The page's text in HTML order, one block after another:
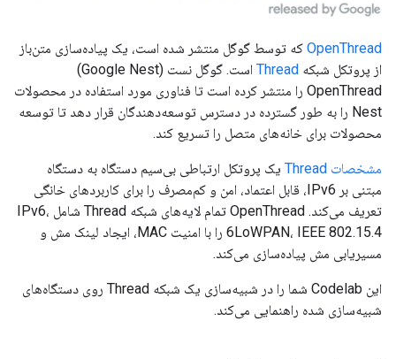
OpenThread که توسط گوگل منتشر شده است، یک پیاده‌سازی متن‌باز
از پروتکل شبکه Thread
است. گوگل نست (Google Nest)
OpenThread را منتشر کرده است تا فناوری مورد استفاده در محصولات
Nest را به طور گسترده در دسترس توسعه‌دهندگان قرار دهد تا توسعه
محصولات برای خانه‌های متصل را تسریع کند.
مشخصات Thread
یک پروتکل ارتباطی بی‌سیم دستگاه به دستگاه
مبتنی بر IPv6، قابل اعتماد، امن و کم‌مصرف را برای کاربردهای خانگی
تعریف می‌کند. OpenThread تمام لایه‌های شبکه Thread شامل IPv6،
6LoWPAN، IEEE 802.15.4 را با امنیت MAC، ایجاد لینک مش و
مسیریابی مش پیاده‌سازی می‌کند.
این Codelab شما را در شبیه‌سازی یک شبکه Thread روی دستگاه‌های
شبیه‌سازی شده راهنمایی می‌کند.